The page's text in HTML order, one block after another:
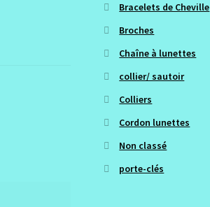
Bracelets de Cheville
Broches
Chaîne à lunettes
collier/ sautoir
Colliers
Cordon lunettes
Non classé
porte-clés